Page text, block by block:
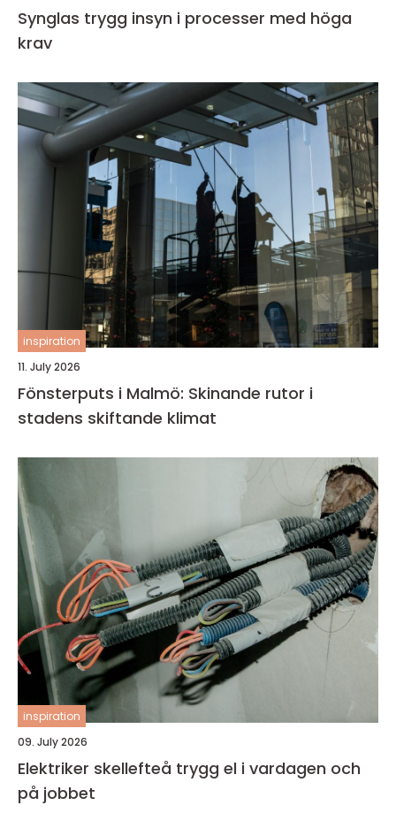
Synglas trygg insyn i processer med höga
krav
inspiration
11. July 2026
Fönsterputs i Malmö: Skinande rutor i
stadens skiftande klimat
inspiration
09. July 2026
Elektriker skellefteå trygg el i vardagen och
på jobbet